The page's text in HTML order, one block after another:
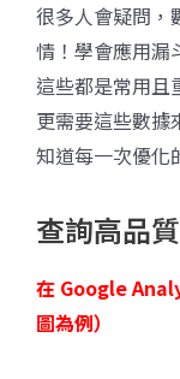
很多人會疑問，
情！學會應用漏
這些都是常用且
更需要這些數據
知道每一次優化
查詢高品
在 Google
圖為例）